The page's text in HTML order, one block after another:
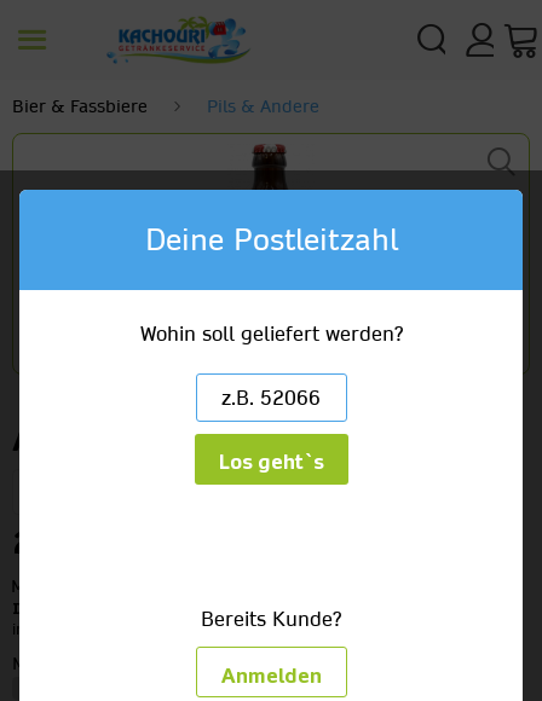
Bier & Fassbiere Pils & Andere
Astra Rakete
27 x 0,33l Glas
20,99 €
MEHRWEG
Inhalt:
8.91 Liter (2,36 € / 1 Liter)
inkl. MwSt.
zzgl. Versandkosten
Menge:
Deine Postleitzahl
Wohin soll geliefert werden?
Los geht`s
Bereits Kunde?
Anmelden